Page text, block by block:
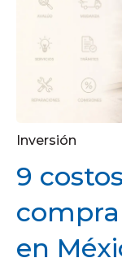
Inversión
9
en